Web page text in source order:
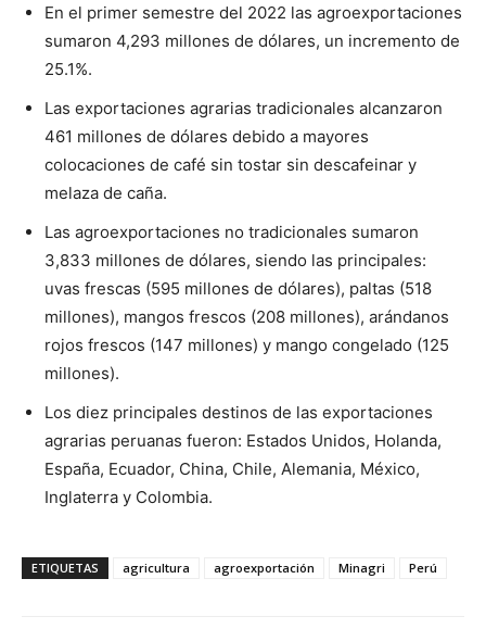
En el primer semestre del 2022 las agroexportaciones
sumaron 4,293 millones de dólares, un incremento de
25.1%.
Las exportaciones agrarias tradicionales alcanzaron
461 millones de dólares debido a mayores
colocaciones de café sin tostar sin descafeinar y
melaza de caña.
Las agroexportaciones no tradicionales sumaron
3,833 millones de dólares, siendo las principales:
uvas frescas (595 millones de dólares), paltas (518
millones), mangos frescos (208 millones), arándanos
rojos frescos (147 millones) y mango congelado (125
millones).
Los diez principales destinos de las exportaciones
agrarias peruanas fueron: Estados Unidos, Holanda,
España, Ecuador, China, Chile, Alemania, México,
Inglaterra y Colombia.
ETIQUETAS agricultura agroexportación Minagri Perú